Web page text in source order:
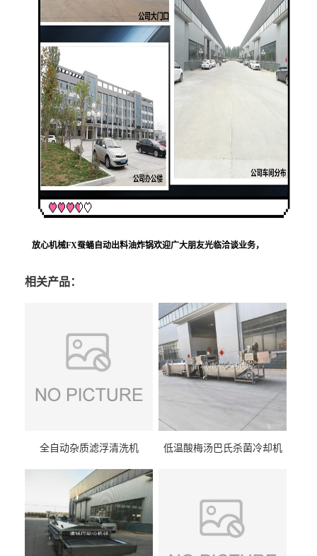
放心机械FX蚕蛹自动出料油炸锅欢迎广大朋友光临洽谈业务，
相关产品：
全自动杂质滤浮清洗机 低温酸梅汤巴氏杀菌冷却机